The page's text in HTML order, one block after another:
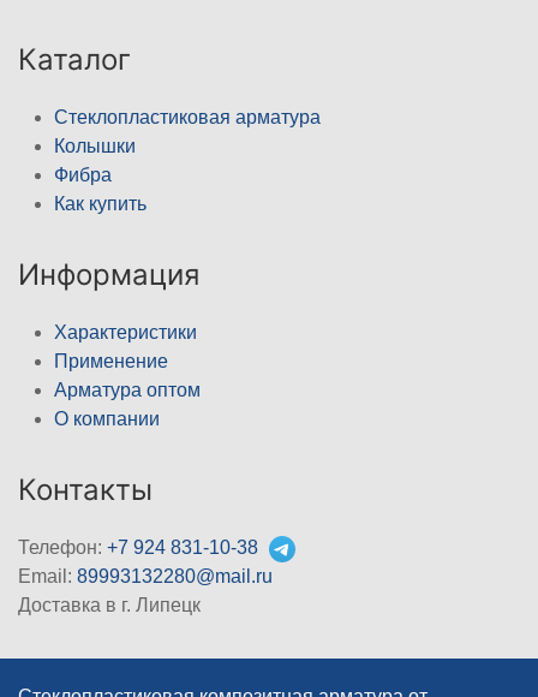
Каталог
Стеклопластиковая арматура
Колышки
Фибра
Как купить
Информация
Характеристики
Применение
Арматура оптом
О компании
Контакты
Телефон: +7 924 831-10-38
Email: 89993132280@mail.ru
Доставка в г. Липецк